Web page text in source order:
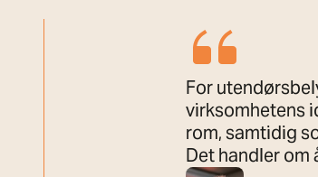
For
virksomhetens
rom, samtidig
Det handler om